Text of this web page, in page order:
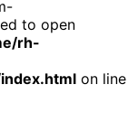
to open
rh-
on line